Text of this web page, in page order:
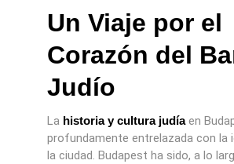
Un Viaje por el
Corazón del
Judío
La historia y cultura judíaen
profundamente entrelazada con la
la ciudad. Budapest ha sido, a lo